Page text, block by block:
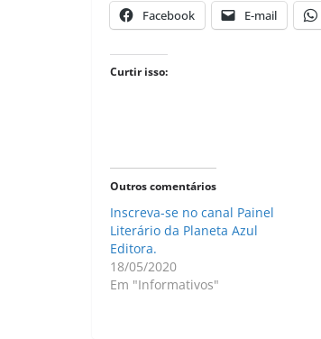
Facebook E-mail
Curtir isso:
Outros comentários
Inscreva-se no canal Painel
Literário da Planeta Azul
Editora.
18/05/2020
Em "Informativos"